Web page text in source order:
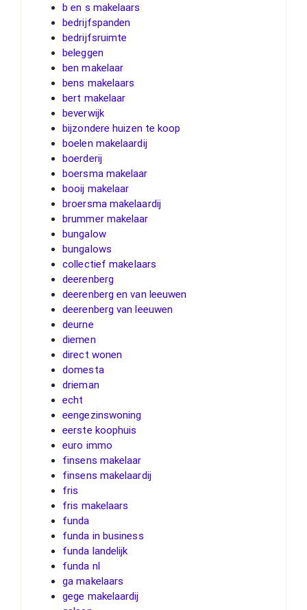
b en s makelaars
bedrijfspanden
bedrijfsruimte
beleggen
ben makelaar
bens makelaars
bert makelaar
beverwijk
bijzondere huizen te koop
boelen makelaardij
boerderij
boersma makelaar
booij makelaar
broersma makelaardij
brummer makelaar
bungalow
bungalows
collectief makelaars
deerenberg
deerenberg en van leeuwen
deerenberg van leeuwen
deurne
diemen
direct wonen
domesta
drieman
echt
eengezinswoning
eerste koophuis
euro immo
finsens makelaar
finsens makelaardij
fris
fris makelaars
funda
funda in business
funda landelijk
funda nl
ga makelaars
gege makelaardij